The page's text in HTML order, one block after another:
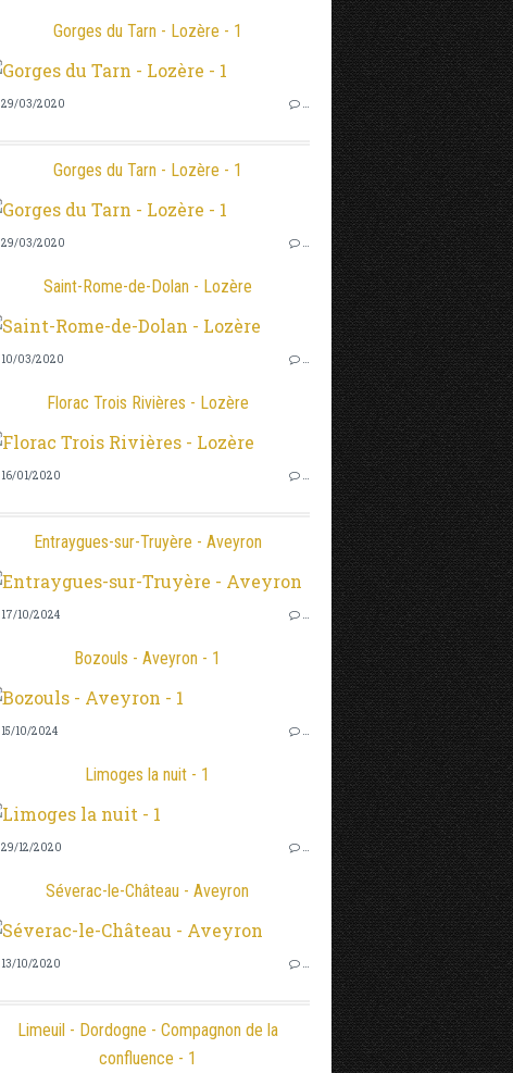
Gorges du Tarn - Lozère - 1
29/03/2020 …
Gorges du Tarn - Lozère - 1
29/03/2020 …
Saint-Rome-de-Dolan - Lozère
10/03/2020 …
Florac Trois Rivières - Lozère
16/01/2020 …
Entraygues-sur-Truyère - Aveyron
17/10/2024 …
Bozouls - Aveyron - 1
15/10/2024 …
Limoges la nuit - 1
29/12/2020 …
Séverac-le-Château - Aveyron
13/10/2020 …
Limeuil - Dordogne - Compagnon de la
confluence - 1